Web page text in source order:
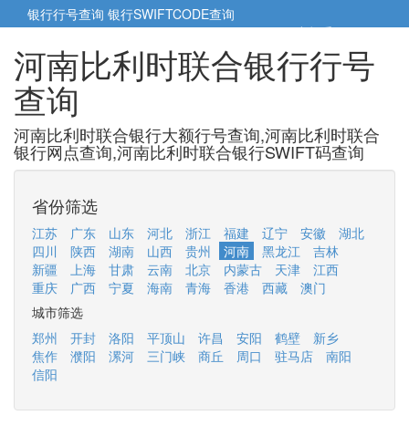
银行行号查询 银行SWIFTCODE查询
5cm小帮手5cm.cn
河南比利时联合银行行号
查询
河南比利时联合银行大额行号查询,河南比利时联合
银行网点查询,河南比利时联合银行SWIFT码查询
省份筛选
江苏 广东 山东 河北 浙江 福建 辽宁 安徽
湖北
四川
陕西 湖南 山西 贵州 河南 黑龙江
吉林
新疆
上海 甘肃 云南 北京 内蒙古 天津
江西
重庆
广西 宁夏 海南 青海 香港 西藏
澳门
城市筛选
郑州
开封 洛阳 平顶山 许昌 安阳 鹤壁
新乡
焦作
濮阳 漯河 三门峡 商丘 周口 驻马店
南阳
信阳